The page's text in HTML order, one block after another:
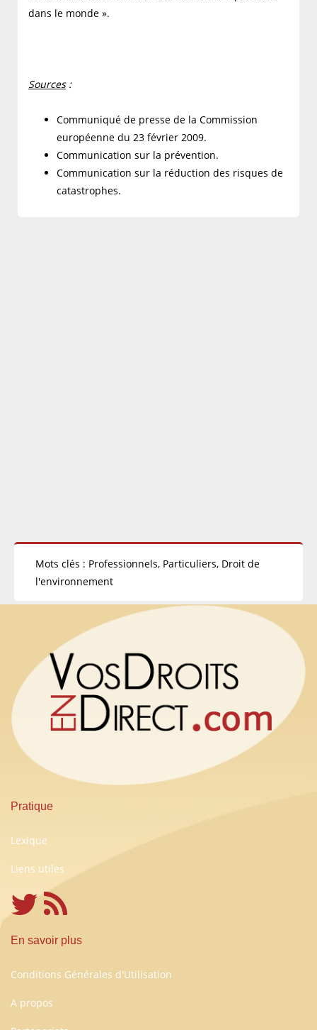
dans le monde ».
Sources:
Communiqué de presse de la Commission
européenne du 23 février 2009.
Communication sur la prévention.
Communication sur la réduction des risques de
catastrophes.
Mots clés : Professionnels, Particuliers, Droit de
l'environnement
Pratique
Lexique
Liens utiles
En savoir plus
Conditions Générales d'Utilisation
A propos